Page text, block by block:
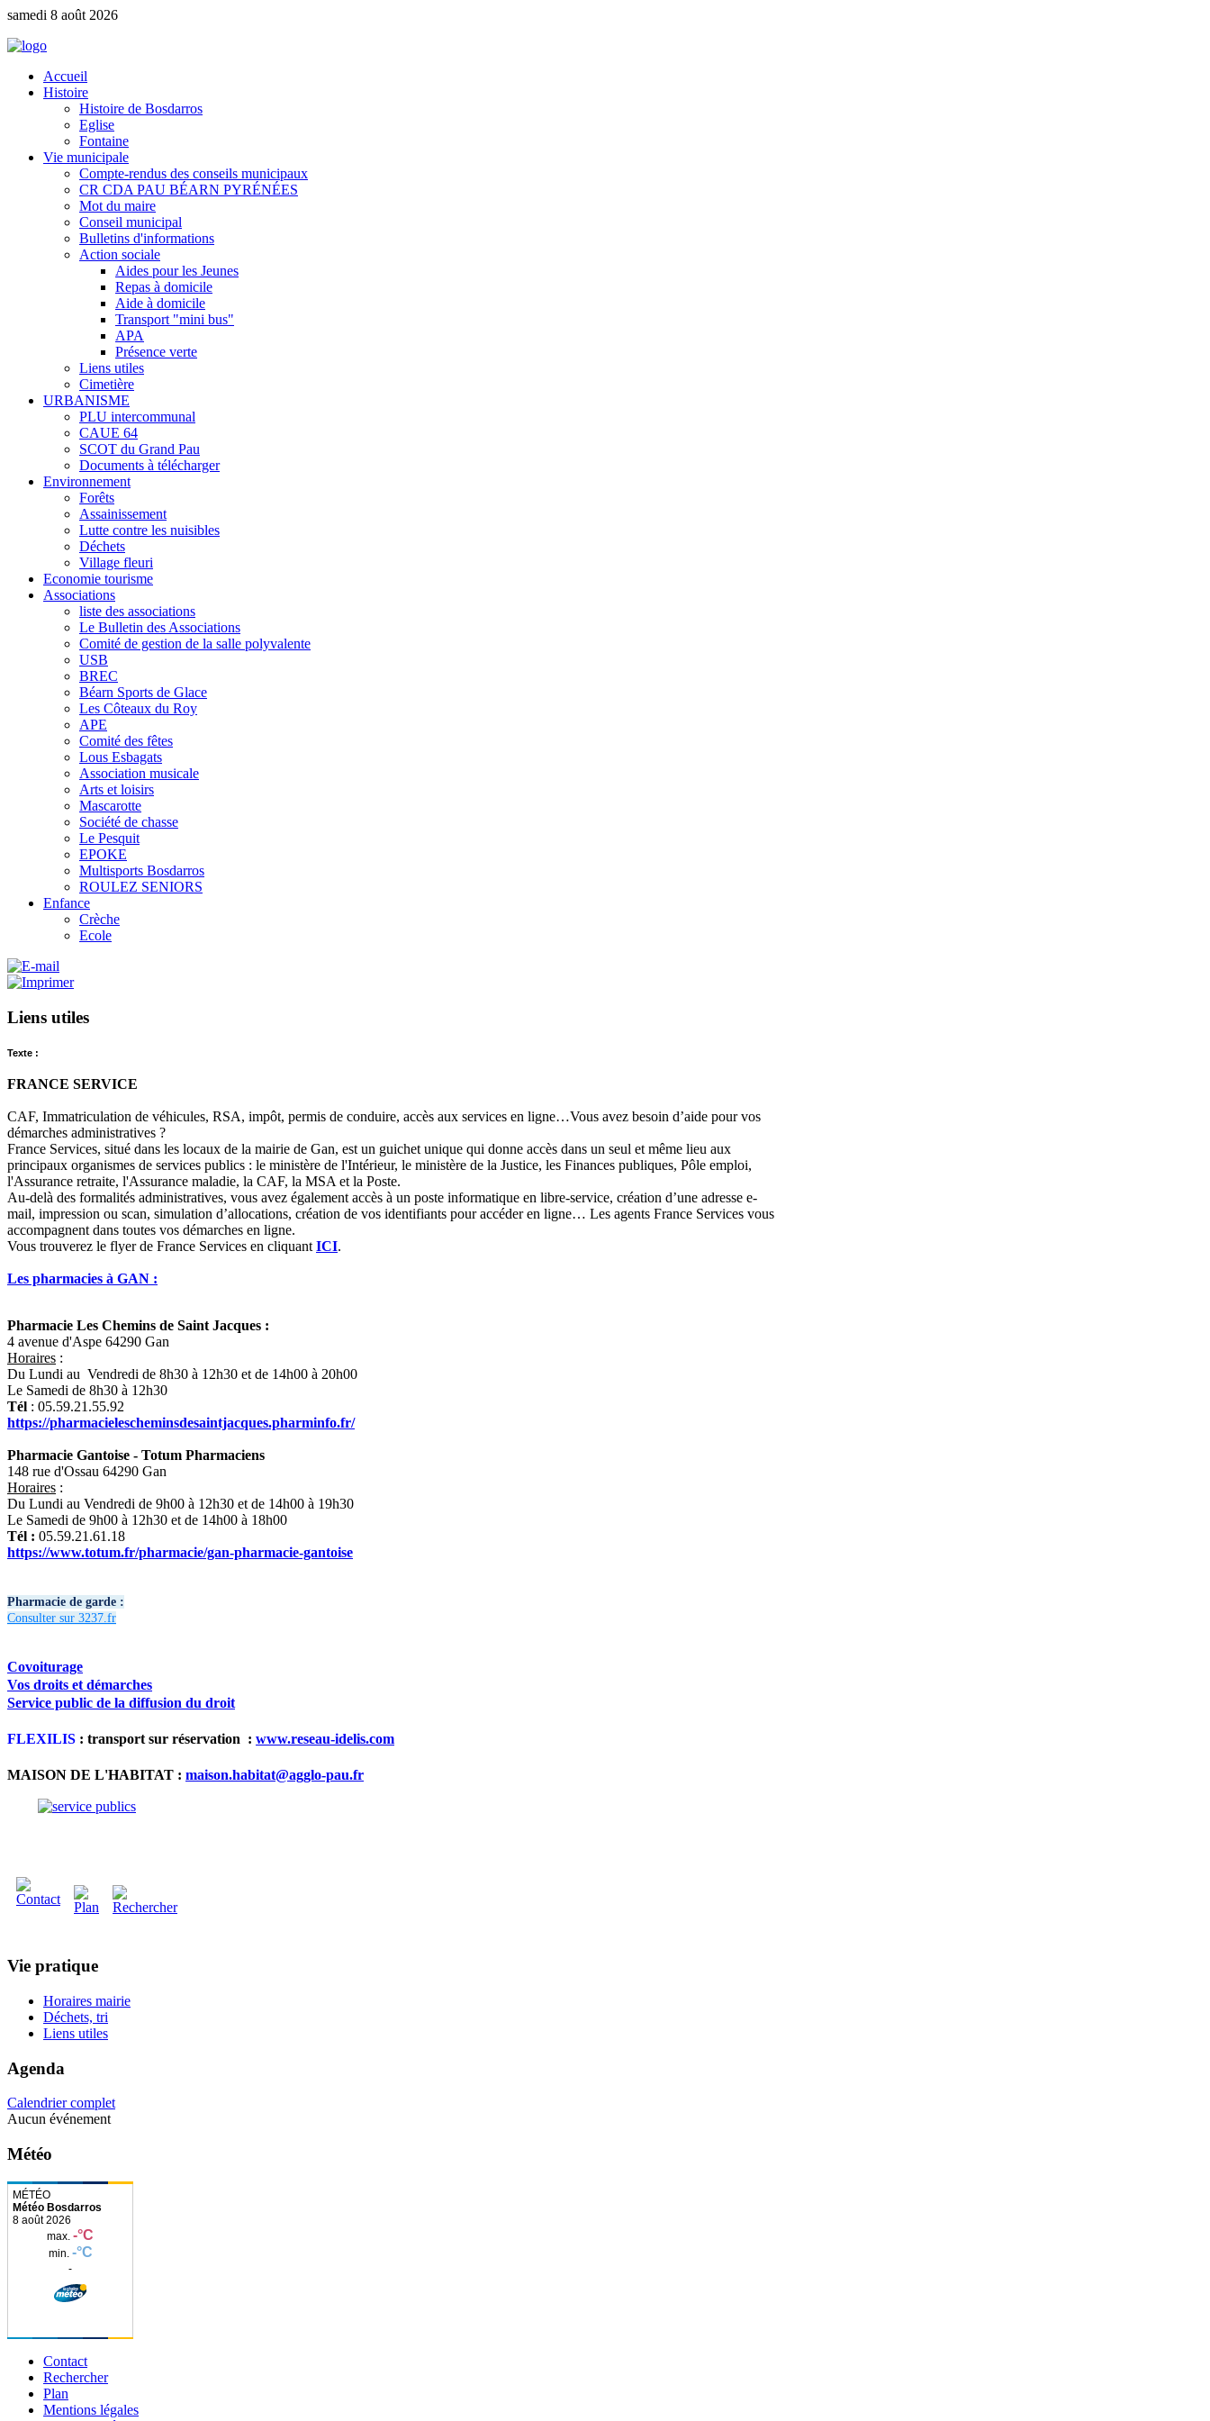
samedi 8 août 2026
Accueil
Histoire
Histoire de Bosdarros
Eglise
Fontaine
Vie municipale
Compte-rendus des conseils municipaux
CR CDA PAU BÉARN PYRÉNÉES
Mot du maire
Conseil municipal
Bulletins d'informations
Action sociale
Aides pour les Jeunes
Repas à domicile
Aide à domicile
Transport "mini bus"
APA
Présence verte
Liens utiles
Cimetière
URBANISME
PLU intercommunal
CAUE 64
SCOT du Grand Pau
Documents à télécharger
Environnement
Forêts
Assainissement
Lutte contre les nuisibles
Déchets
Village fleuri
Economie tourisme
Associations
liste des associations
Le Bulletin des Associations
Comité de gestion de la salle polyvalente
USB
BREC
Béarn Sports de Glace
Les Côteaux du Roy
APE
Comité des fêtes
Lous Esbagats
Association musicale
Arts et loisirs
Mascarotte
Société de chasse
Le Pesquit
EPOKE
Multisports Bosdarros
ROULEZ SENIORS
Enfance
Crèche
Ecole
Liens utiles
Texte :
FRANCE SERVICE
CAF, Immatriculation de véhicules, RSA, impôt, permis de conduire, accès aux services en ligne…Vous avez besoin d’aide pour vos
démarches administratives ?
France Services, situé dans les locaux de la mairie de Gan, est un guichet unique qui donne accès dans un seul et même lieu aux
principaux organismes de services publics : le ministère de l'Intérieur, le ministère de la Justice, les Finances publiques, Pôle emploi,
l'Assurance retraite, l'Assurance maladie, la CAF, la MSA et la Poste.
Au-delà des formalités administratives, vous avez également accès à un poste informatique en libre-service, création d’une adresse e-
mail, impression ou scan, simulation d’allocations, création de vos identifiants pour accéder en ligne… Les agents France Services vous
accompagnent dans toutes vos démarches en ligne.
Vous trouverez le flyer de France Services en cliquantICI.
Les pharmacies à GAN :
Pharmacie Les Chemins de Saint Jacques :
4 avenue d'Aspe 64290 Gan
Horaires :
Du Lundi au Vendredi de 8h30 à 12h30 et de 14h00 à 20h00
Le Samedi de 8h30 à 12h30
Tél : 05.59.21.55.92
https://pharmacielescheminsdesaintjacques.pharminfo.fr/
Pharmacie Gantoise - Totum Pharmaciens
148 rue d'Ossau 64290 Gan
Horaires :
Du Lundi au Vendredi de 9h00 à 12h30 et de 14h00 à 19h30
Le Samedi de 9h00 à 12h30 et de 14h00 à 18h00
Tél : 05.59.21.61.18
https://www.totum.fr/pharmacie/gan-pharmacie-gantoise
Pharmacie de garde :
Consulter sur 3237.fr
Covoiturage
Vos droits et démarches
Service public de la diffusion du droit
FLEXILIS : transport sur réservation : www.reseau-idelis.com
MAISON DE L'HABITAT : maison.habitat@agglo-pau.fr
Vie pratique
Horaires mairie
Déchets, tri
Liens utiles
Agenda
Calendrier complet
Aucun événement
Météo
Météo Bosdarros
Contact
Rechercher
Plan
Mentions légales